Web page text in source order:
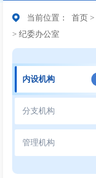
当前位置： 首页 >
> 纪委办公室
内设机构
分支机构
管理机构